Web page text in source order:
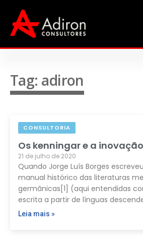
Livros de Fábio
Tag: adiron
CONSULTORIA
Os kenningar e a inovação
21 de julho de 2020
Quando Jorge Luís Borges
manual histórico das literaturas
germânicas[1] (aqui entendidas
escrita a partir de línguas
Leia mais »